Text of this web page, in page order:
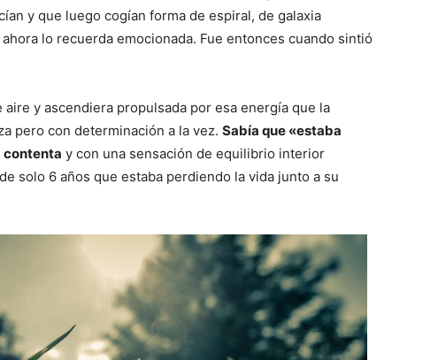
y que luego cogían forma de espiral, de galaxia
lo recuerda emocionada. Fue entonces cuando sintió
aire y ascendiera propulsada por esa energía que la
pero con determinación a la vez. Sabía que «estaba
contenta y con una sensación de equilibrio interior
solo 6 años que estaba perdiendo la vida junto a su